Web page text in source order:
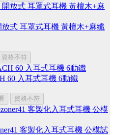
放式 耳罩式耳機 黃檀木+麻纖
資格不符
60 入耳式耳機 6動鐵
資格不符
客製化入耳式耳機 公模試